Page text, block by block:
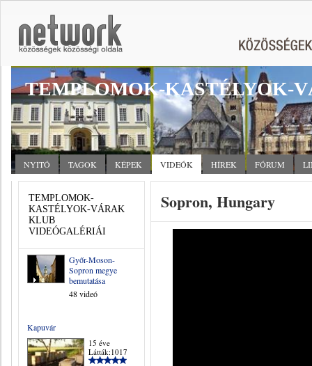
TEMPLOMOK-KASTÉLYOK-
NYITÓ TAGOK KÉPEK VIDEÓK HÍREK FÓRUM
TEMPLOMOK-
KASTÉLYOK-VÁRAK
KLUB
VIDEÓGALÉRIÁI
Győr-Moson-
Sopron megye
bemutatása
48 videó
Kapuvár
15 éve
Látták:1017
Sopron, Hungary